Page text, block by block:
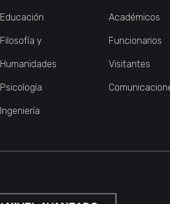
Educación
Filosofía y
Humanidades
Psicología
Ingeniería
Académicos
Funcionarios
Visitantes